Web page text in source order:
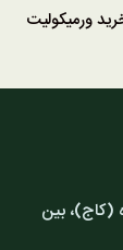
طلایی و ورقه ای (۱۴۰۵/۰۵/۰۵) | خرید ورمیکولیت
(کاج)، بین